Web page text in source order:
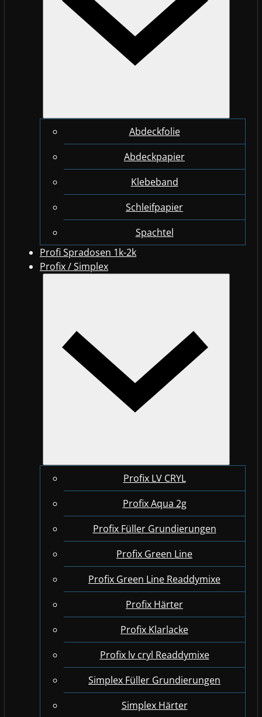
Abdeckfolie
Abdeckpapier
Klebeband
Schleifpapier
Spachtel
Profi Spradosen 1k-2k
Profix / Simplex
Profix LV CRYL
Profix Aqua 2g
Profix Füller Grundierungen
Profix Green Line
Profix Green Line Readdymixe
Profix Härter
Profix Klarlacke
Profix lv cryl Readdymixe
Simplex Füller Grundierungen
Simplex Härter